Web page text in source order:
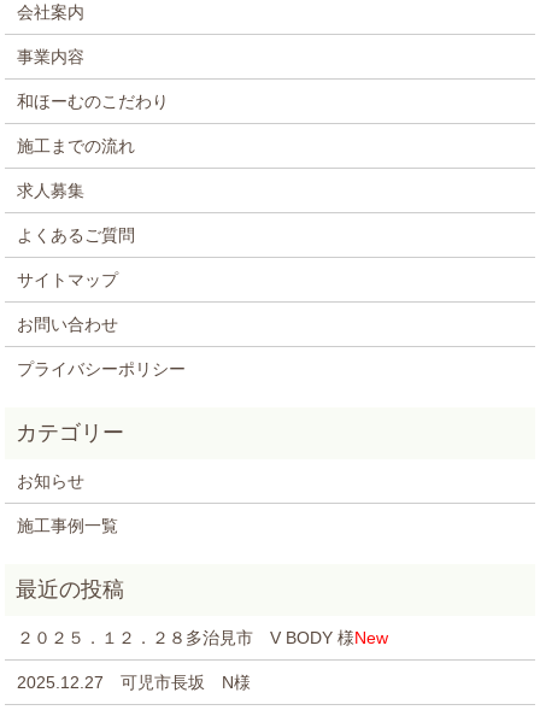
会社案内
事業内容
和ほーむのこだわり
施工までの流れ
求人募集
よくあるご質問
サイトマップ
お問い合わせ
プライバシーポリシー
お知らせ
施工事例一覧
２０２５．１２．２８多治見市 V BODY 様New
2025.12.27 可児市長坂 N様